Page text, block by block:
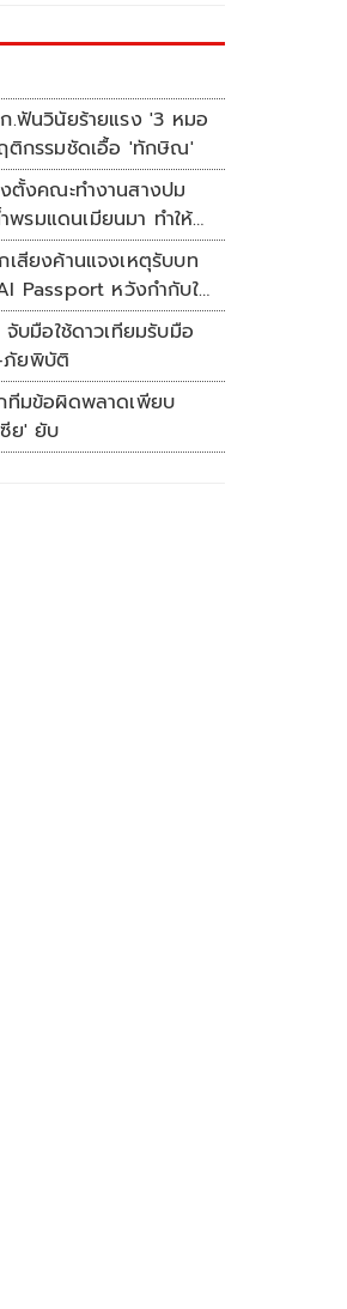
.ฟันวินัยร้ายแรง '3 หมอ
ติกรรมชัดเอื้อ 'ทักษิณ'
ตั้งคณะทำงานสางปม
พรมแดนเมียนมา ทำให้
ว
สียงค้านแจงเหตุรับบท
Passport หวังกำกับใช้
ดเด่นคนไทยได้ใช้ AI
ลื่อมล้ำทางเทคโนโลยี
ล้าน เชื่อหากใช้เต็มที่
อยยับ
บมือใช้ดาวเทียมรับมือ
ภัยพิบัติ
ทีมข้อผิดพลาดเพียบ
ย' ยับ